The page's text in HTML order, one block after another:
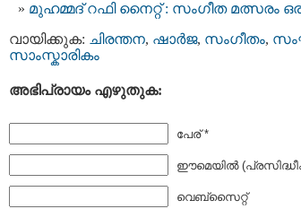
മുഹമ്മദ് റഫി നൈറ്റ് : സംഗീത മത്സരം
വായിക്കുക: ചിരന്തന, ഷാര്‍ജ, സംഗീതം,
സാംസ്കാരികം
അഭിപ്രായം എഴുതുക:
പേര് *
ഈമെയില്‍
വെബ്സൈറ്റ്